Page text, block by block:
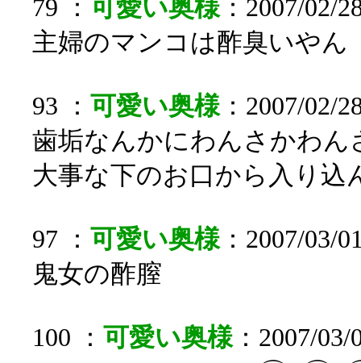
79 ： 可愛い奥様：2007/02/
主婦のマンコは酢臭いやん
93 ： 可愛い奥様：2007/02/
歯垢なんかにわんさかわん
大事な下のお口から入り込
97 ： 可愛い奥様：2007/03/
鬼女の酢膣
100 ： 可愛い奥様：2007/